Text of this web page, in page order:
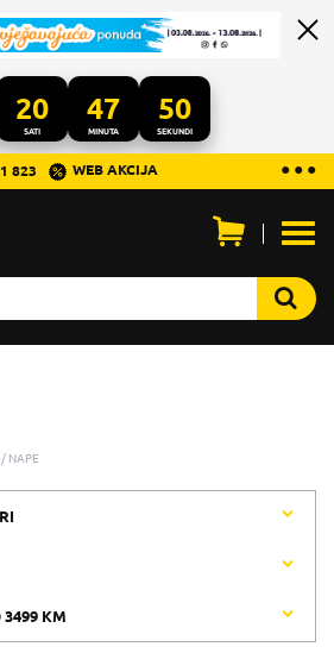
20
SATI
47
MINUTA
50
SEKUNDI
...
● ● ●
823 WEB AKCIJA
NAPE
3499 KM